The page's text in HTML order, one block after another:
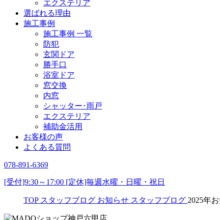
エクステリア
選ばれる理由
施工事例
施工事例 一覧
防犯
玄関ドア
勝手口
浴室ドア
窓交換
内窓
シャッター･雨戸
エクステリア
補助金活用
お客様の声
よくある質問
078-891-6369
[受付]9:30～17:00 [定休]毎週水曜・日曜・祝日
TOP スタッフブログ お知らせ スタッフブログ 2025年